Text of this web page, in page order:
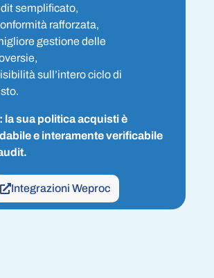
semplificato,
rafforzata,
gestione delle
sull’intero ciclo di
la sua politica acquisti è
e interamente verificabile
Integrazioni Weproc